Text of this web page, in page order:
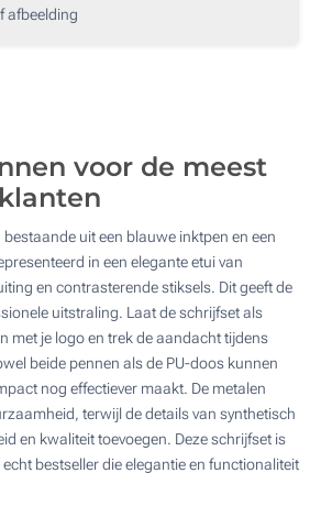
afbeelding
voor de meest
uit een blauwe inktpen en een
in een elegante etui van
en contrasterende stiksels. Dit geeft de
uitstraling. Laat de schrijfset als
met je logo en trek de aandacht tijdens
beide pennen als de PU-doos kunnen
nog effectiever maakt. De metalen
terwijl de details van synthetisch
en kwaliteit toevoegen. Deze schrijfset is
bestseller die elegantie en functionaliteit